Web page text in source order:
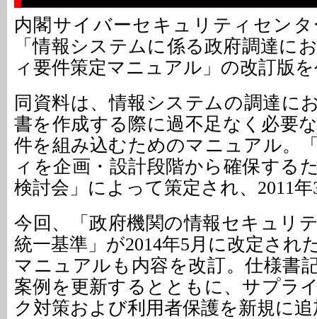
内閣サイバーセキュリティセンタ
「情報システムに係る政府調達に
ィ要件策定マニュアル」の改訂版
同資料は、情報システムの調達に
書を作成する際に過不足なく必要
件を組み込むためのマニュアル。
ィを企画・設計段階から確保する
検討会」によって策定され、2011
今回、「政府機関の情報セキュリ
統一基準」が2014年5月に改定され
マニュアルも内容を改訂。仕様書
案例を更新するとともに、サプラ
ク対策および利用者保護を新規に